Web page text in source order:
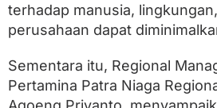
terhadap manusia,
perusahaan dapat
Sementara itu, Regional
Pertamina Patra Niaga